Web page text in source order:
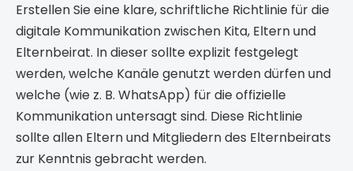
Erstellen Sie eine klare, schriftliche Richtlinie für die
digitale Kommunikation zwischen Kita, Eltern und
Elternbeirat. In dieser sollte explizit festgelegt
werden, welche Kanäle genutzt werden dürfen und
welche (wie z. B. WhatsApp) für die offizielle
Kommunikation untersagt sind. Diese Richtlinie
sollte allen Eltern und Mitgliedern des Elternbeirats
zur Kenntnis gebracht werden.